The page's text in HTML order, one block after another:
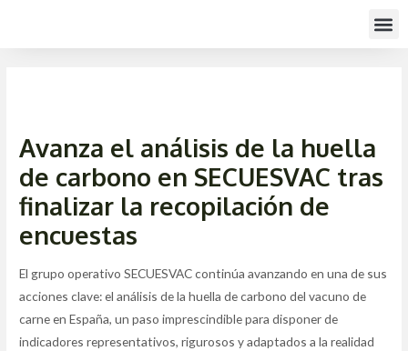
Avanza el análisis de la huella
de carbono en SECUESVAC tras
finalizar la recopilación de
encuestas
El grupo operativo SECUESVAC continúa avanzando en una de sus
acciones clave: el análisis de la huella de carbono del vacuno de
carne en España, un paso imprescindible para disponer de
indicadores representativos, rigurosos y adaptados a la realidad